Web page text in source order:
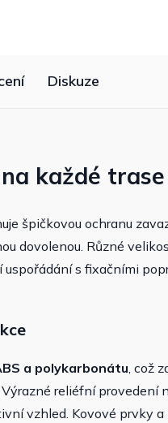
Diskuze
každé trase
špičkovou ochranu
dovolenou. Různé
s fixačními
a polykarbonátu, což
reliéfní provedení
vzhled. Kovové prvky